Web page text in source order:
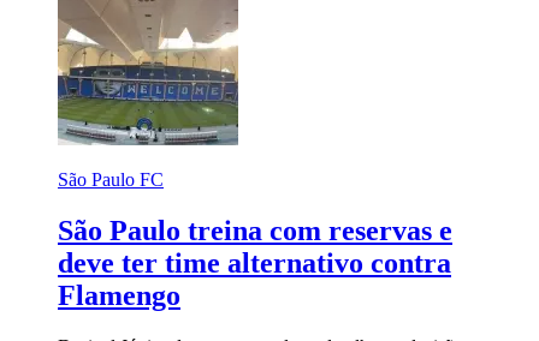
São Paulo FC
São Paulo treina com reservas e
deve ter time alternativo contra
Flamengo